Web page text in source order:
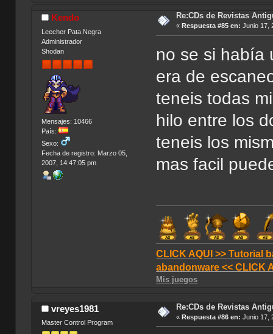
Kendo
Leecher Pata Negra
Administrador
Shodan
Mensajes: 10466
País:
Sexo:
Fecha de registro: Marzo 05,
2007, 14:47:05 pm
Re:CDs de Revistas
« Respuesta #85 en: Junio 17,
no se si había
era de
teneis todas
hilo entre los
teneis los
mas facil
CLICK AQUI >> Tutorial
abandonware << CLICK
Mis juegos
vreyes1981
Master Control Program
Re:CDs de Revistas
« Respuesta #86 en: Junio 17,